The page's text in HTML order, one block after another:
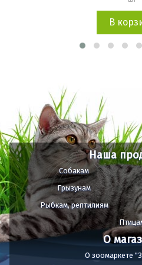
В
Наша
Собакам
Грызунам
Рыбкам, рептилиям
О
О зоомаркете